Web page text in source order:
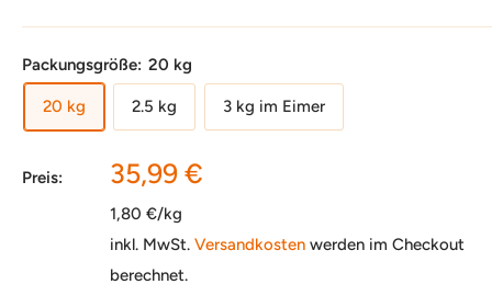
Packungsgröße: 20 kg
20 kg 2.5 kg 3 kg im Eimer
Preis: Sonderpreis
35,99 €
1,80 €/kg
inkl. MwSt. Versandkosten werden im Checkout
berechnet.